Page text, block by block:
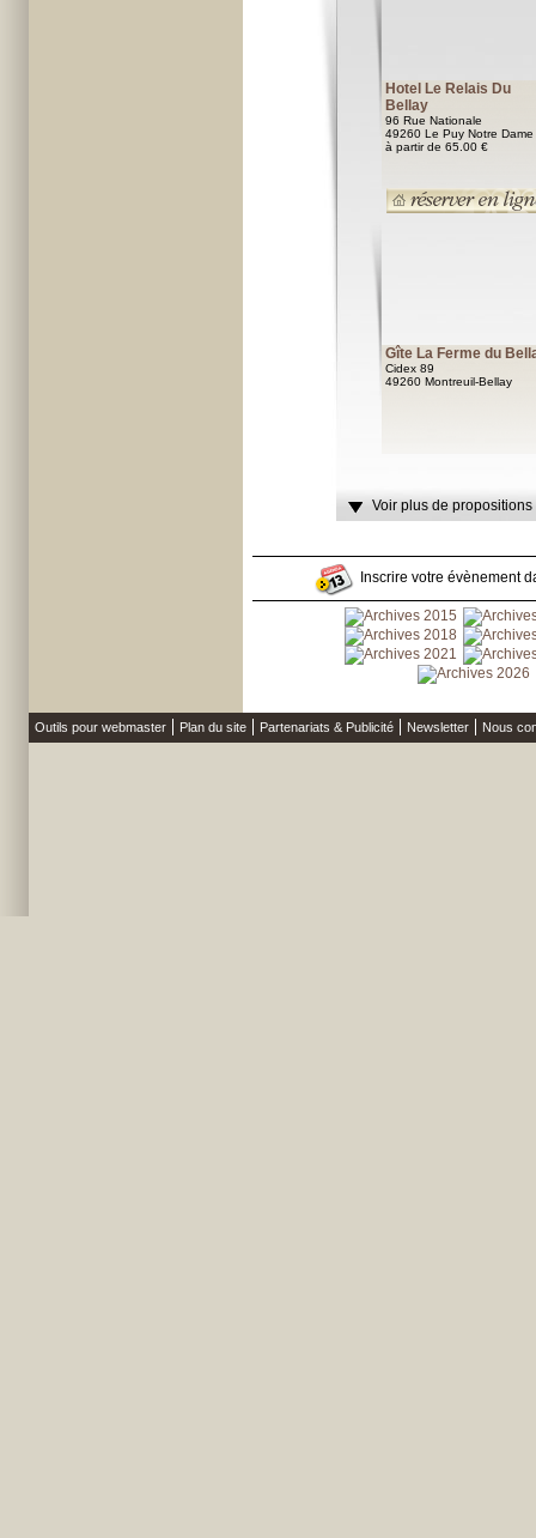
Hotel Le Relais Du
Bellay
96 Rue Nationale
49260 Le Puy Notre Dame
à partir de 65.00 €
Gîte La Ferme du
Cidex 89
49260 Montreuil-Bellay
Voir plus de
Inscrire votre évènement
Outils pour webmaster Plan du site Partenariats & Publicité Newsletter Nous